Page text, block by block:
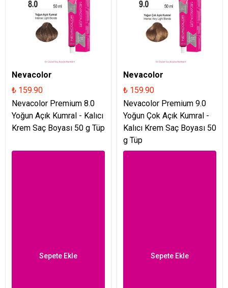
Nevacolor
₺ 159.90
Nevacolor Premium 8.0
Yoğun Açık Kumral - Kalıcı
Krem Saç Boyası 50 g Tüp
Sepete Ekle
Nevacolor
₺ 159.90
Nevacolor Premium 9.0
Yoğun Çok Açık Kumral -
Kalıcı Krem Saç Boyası 50
g Tüp
Sepete Ekle